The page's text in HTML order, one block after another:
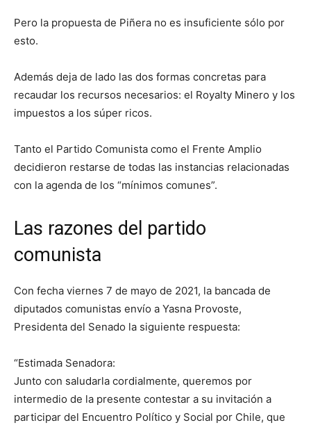
Pero la propuesta de Piñera no es insuficiente sólo por
esto.
Además deja de lado las dos formas concretas para
recaudar los recursos necesarios: el Royalty Minero y los
impuestos a los súper ricos.
Tanto el Partido Comunista como el Frente Amplio
decidieron restarse de todas las instancias relacionadas
con la agenda de los “mínimos comunes”.
Las razones del partido
comunista
Con fecha viernes 7 de mayo de 2021, la bancada de
diputados comunistas envío a Yasna Provoste,
Presidenta del Senado la siguiente respuesta:
“Estimada Senadora:
Junto con saludarla cordialmente, queremos por
intermedio de la presente contestar a su invitación a
participar del Encuentro Político y Social por Chile, que